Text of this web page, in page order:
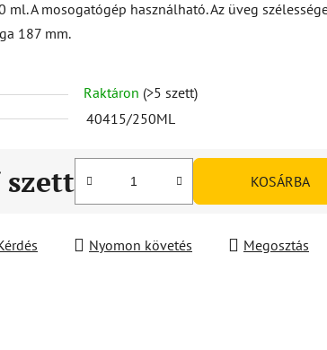
ml. A mosogatógép használható. Az üveg
187 mm.
Raktáron (>5 szett)
40415/250ML
szett KOSÁRBA
Nyomon követés Megosztás